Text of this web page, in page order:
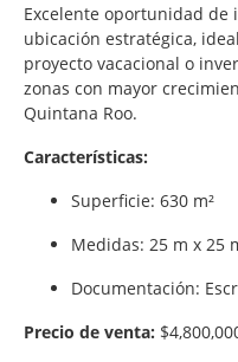
Excelente oportunidad de
ubicación estratégica,
proyecto vacacional o
zonas con mayor
Quintana Roo.
Características:
Superficie: 630 m²
Medidas: 25 m x 25
Documentación:
Precio de venta: